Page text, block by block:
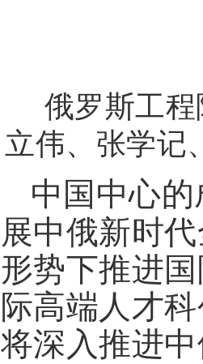
俄罗斯工
立伟、张学记
中国中心
展中俄新时
形势下推进
际高端人才
将深入推进